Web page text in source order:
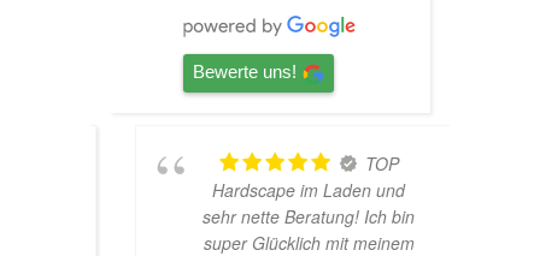
Bewerte uns!
TOP
Hardscape im Laden und
sehr nette Beratung! Ich bin
super Glücklich mit meinem